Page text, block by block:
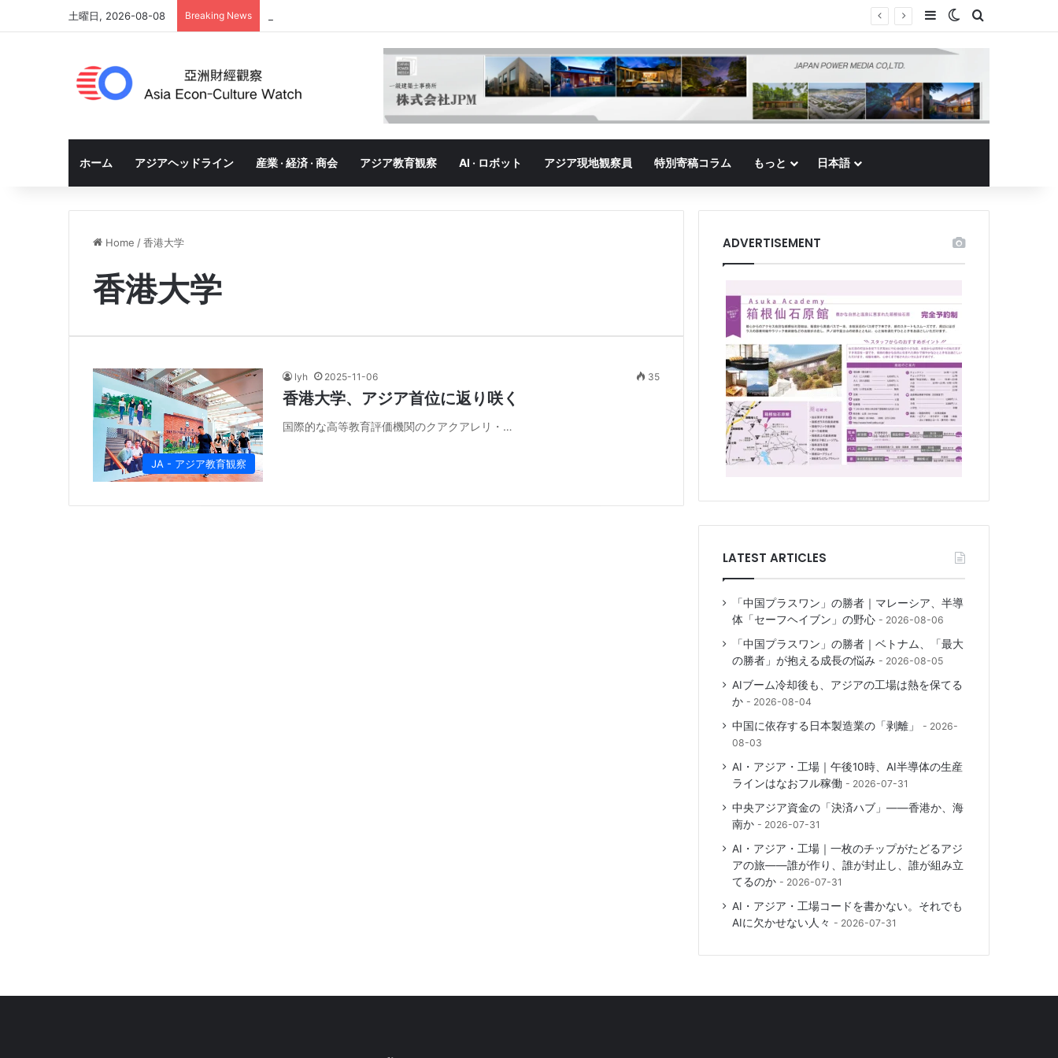
土曜日, 2026-08-08 Breaking News SidebarSwitch skin
Search for
ホーム アジアヘッドライン 産業 · 経済 · 商会 アジア教育観察 AI · ロボット アジア現地観察員 特別寄稿コラム もっと 日本語
Home /香港大学
香港大学
JA - アジア教育観察
lyh 2025-11-06 35
香港大学、アジア首位に返り咲く
国際的な高等教育評価機関のクアクアレリ・…
ADVERTISEMENT
LATEST ARTICLES
「中国プラスワン」の勝者｜マレーシア、半導
体「セーフヘイブン」の野心
2026-08-06
「中国プラスワン」の勝者｜ベトナム、「最大
の勝者」が抱える成長の悩み
2026-08-05
AIブーム冷却後も、アジアの工場は熱を保てる
か
2026-08-04
中国に依存する日本製造業の「剥離」
2026-
08-03
AI・アジア・工場｜午後10時、AI半導体の生産
ラインはなおフル稼働
2026-07-31
中央アジア資金の「決済ハブ」――香港か、海
南か
2026-07-31
AI・アジア・工場｜一枚のチップがたどるアジ
アの旅――誰が作り、誰が封止し、誰が組み立
てるのか
2026-07-31
AI・アジア・工場コードを書かない。それでも
AIに欠かせない人々
2026-07-31